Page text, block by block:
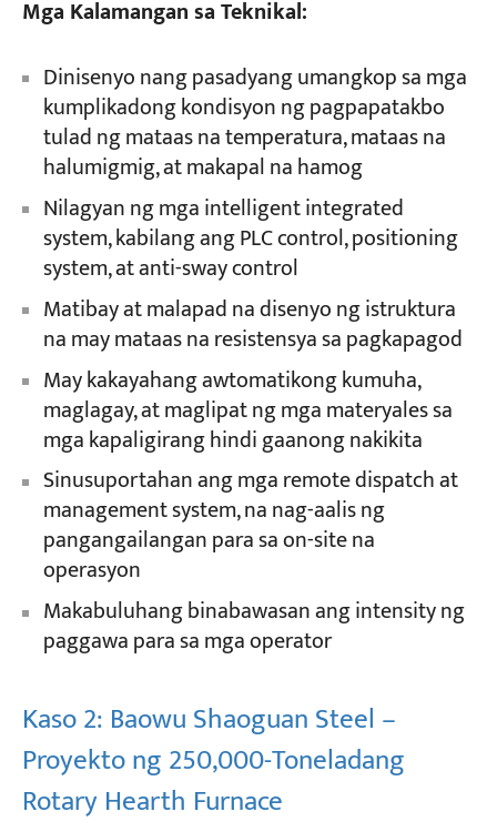
Mga Kalamangan sa Teknikal:
Dinisenyo nang pasadyang umangkop sa mga
kumplikadong kondisyon ng pagpapatakbo
tulad ng mataas na temperatura, mataas na
halumigmig, at makapal na hamog
Nilagyan ng mga intelligent integrated
system, kabilang ang PLC control, positioning
system, at anti-sway control
Matibay at malapad na disenyo ng istruktura
na may mataas na resistensya sa pagkapagod
May kakayahang awtomatikong kumuha,
maglagay, at maglipat ng mga materyales sa
mga kapaligirang hindi gaanong nakikita
Sinusuportahan ang mga remote dispatch at
management system, na nag-aalis ng
pangangailangan para sa on-site na
operasyon
Makabuluhang binabawasan ang intensity ng
paggawa para sa mga operator
Kaso 2: Baowu Shaoguan Steel –
Proyekto ng 250,000-Toneladang
Rotary Hearth Furnace